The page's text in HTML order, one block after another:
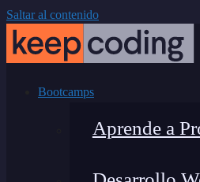
Saltar al contenido
Bootcamps
Aprende a